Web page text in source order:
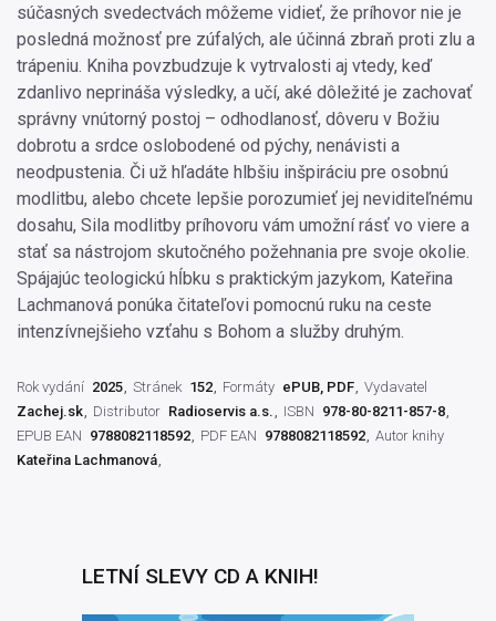
súčasných svedectvách môžeme vidieť, že príhovor nie je
posledná možnosť pre zúfalých, ale účinná zbraň proti zlu a
trápeniu. Kniha povzbudzuje k vytrvalosti aj vtedy, keď
zdanlivo neprináša výsledky, a učí, aké dôležité je zachovať
správny vnútorný postoj – odhodlanosť, dôveru v Božiu
dobrotu a srdce oslobodené od pýchy, nenávisti a
neodpustenia. Či už hľadáte hlbšiu inšpiráciu pre osobnú
modlitbu, alebo chcete lepšie porozumieť jej neviditeľnému
dosahu, Sila modlitby príhovoru vám umožní rásť vo viere a
stať sa nástrojom skutočného požehnania pre svoje okolie.
Spájajúc teologickú hĺbku s praktickým jazykom, Kateřina
Lachmanová ponúka čitateľovi pomocnú ruku na ceste
intenzívnejšieho vzťahu s Bohom a služby druhým.
Rok vydání 2025 Stránek 152 Formáty ePUB, PDF Vydavatel
Zachej.sk
Distributor Radioservis a.s. ISBN 978-80-8211-857-8
EPUB EAN 9788082118592 PDF EAN 9788082118592 Autor knihy
Kateřina Lachmanová
LETNÍ SLEVY CD A KNIH!